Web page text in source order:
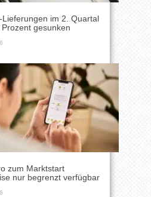
Lieferungen im 2. Quartal
gesunken
zum Marktstart
nur begrenzt verfügbar